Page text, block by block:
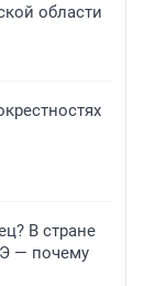
области
В стране
— почему